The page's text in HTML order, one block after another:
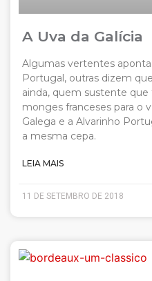
A Uva da Galícia
Algumas vertentes
Portugal, outras dizem
ainda, quem sustente que
monges franceses para o
Galega e a Alvarinho
a mesma cepa.
LEIA MAIS
11 DE SETEMBRO DE 2018